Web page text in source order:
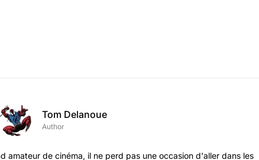
Tom Delanoue
Author
amateur de cinéma, il ne perd pas une occasion d'aller dans les